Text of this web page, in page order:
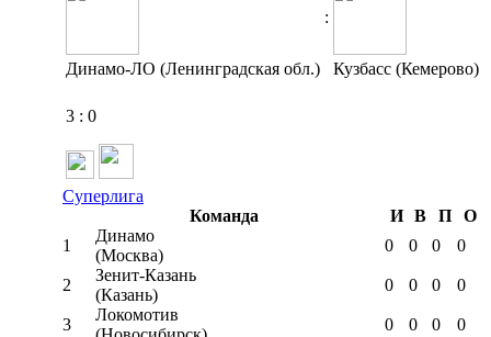
:
Динамо-ЛО (Ленинградская обл.) Кузбасс (Кемерово)
3 : 0
Суперлига
Команда
И В П
О
1
Динамо
(Москва)
0 0 0 0
2
Зенит-Казань
(Казань)
0 0 0 0
3
Локомотив
0 0 0 0